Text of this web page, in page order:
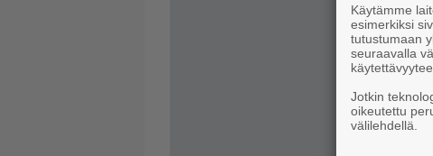
Käytämme
esimerkiksi
tutustumaan
seuraavalla
Jotkin
oikeutettu
välilehdellä.